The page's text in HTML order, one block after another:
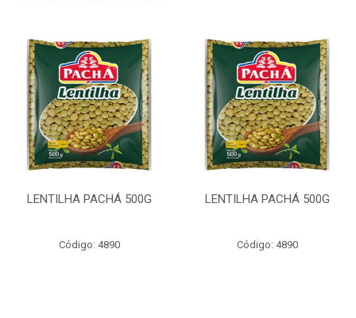
LENTILHA PACHÁ 500G
Código: 4890
LENTILHA PACHÁ 500G
Código: 4890